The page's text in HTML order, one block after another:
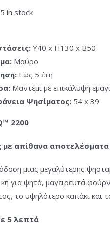
5 in stock
Υ40 x Π130 x Β50
Μαύρο
Εως 5 έτη
Μαντέμι με επικάλυψη
Ψησίματος: 54 x 39
2200
με απίθανα αποτελέσματα
μιας μεγαλύτερης
για ψητά, μαγειρευτά
το υψηλότερο καπάκι και
5 λεπτά